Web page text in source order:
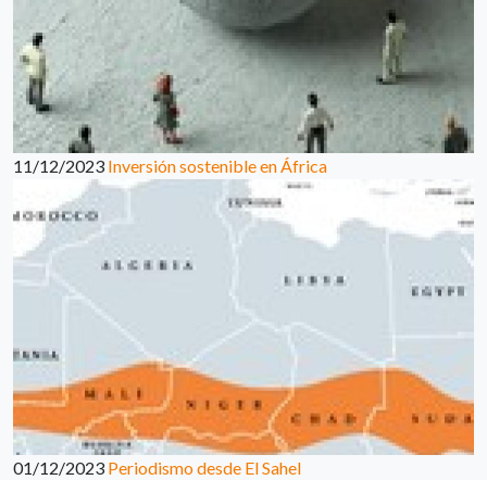
11/12/2023 Inversión sostenible en África
01/12/2023 Periodismo desde El Sahel